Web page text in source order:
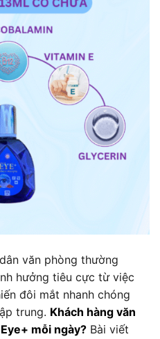
văn phòng thường
hưởng tiêu cực từ việc
đôi mắt nhanh chóng
trung. Khách hàng văn
mỗi ngày? Bài viết